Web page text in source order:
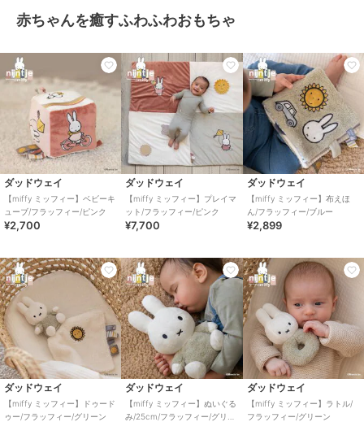
赤ちゃんを癒すふわふわおもちゃ
ダッドウェイ
【miffy ミッフィー】ベビーキ
ューブ/フラッフィー/ピンク
¥2,700
ダッドウェイ
【miffy ミッフィー】プレイマ
ット/フラッフィー/ピンク
¥7,700
ダッドウェイ
【miffy ミッフィー】布えほ
ん/フラッフィー/ブルー
¥2,899
ダッドウェイ
【miffy ミッフィー】ドゥード
ゥー/フラッフィー/グリーン
ダッドウェイ
【miffy ミッフィー】ぬいぐる
み/25cm/フラッフィー/グリー
ダッドウェイ
【miffy ミッフィー】ラトル/
フラッフィー/グリーン